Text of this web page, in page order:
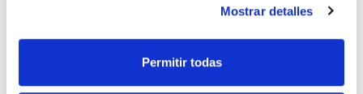
Mostrar detalles
Permitir todas
, pero puede ser un síntoma de otros
Es importante realizar una autopalpación
escrotal ante cualquier cambio de tamaño que
observemos y ponerse en contacto con el